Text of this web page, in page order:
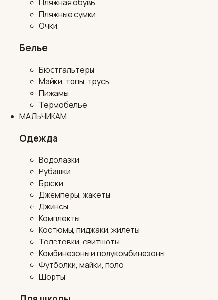
Пляжная обувь
Пляжные сумки
Очки
Белье
Бюстгальтеры
Майки, топы, трусы
Пижамы
Термобелье
МАЛЬЧИКАМ
Одежда
Водолазки
Рубашки
Брюки
Джемперы, жакеты
Джинсы
Комплекты
Костюмы, пиджаки, жилеты
Толстовки, свитшоты
Комбинезоны и полукомбинезоны
Футболки, майки, поло
Шорты